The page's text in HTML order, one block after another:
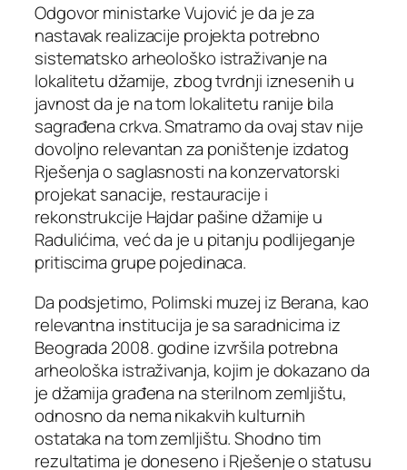
Odgovor ministarke Vujović je da je za
nastavak realizacije projekta potrebno
sistematsko arheološko istraživanje na
lokalitetu džamije, zbog tvrdnji iznesenih u
javnost da je na tom lokalitetu ranije bila
sagrađena crkva. Smatramo da ovaj stav nije
dovoljno relevantan za poništenje izdatog
Rješenja o saglasnosti na konzervatorski
projekat sanacije, restauracije i
rekonstrukcije Hajdar pašine džamije u
Radulićima, već da je u pitanju podlijeganje
pritiscima grupe pojedinaca.
Da podsjetimo, Polimski muzej iz Berana, kao
relevantna institucija je sa saradnicima iz
Beograda 2008. godine izvršila potrebna
arheološka istraživanja, kojim je dokazano da
je džamija građena na sterilnom zemljištu,
odnosno da nema nikakvih kulturnih
ostataka na tom zemljištu. Shodno tim
rezultatima je doneseno i Rješenje o statusu